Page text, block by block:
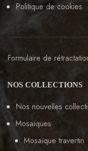
Politique de cookies
Formulaire de
NOS COLLECTIONS
Nos nouvelles
Mosaïques
Mosaïque travertin